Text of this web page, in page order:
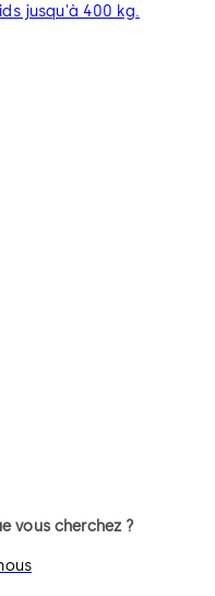
jusqu'à 400 kg.
vous cherchez ?